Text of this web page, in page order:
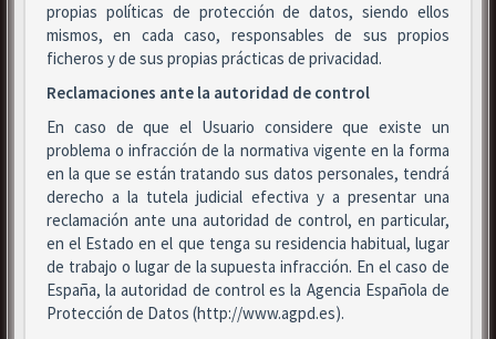
propias políticas de protección de datos, siendo ellos
mismos, en cada caso, responsables de sus propios
ficheros y de sus propias prácticas de privacidad.
Reclamaciones ante la autoridad de control
En caso de que el Usuario considere que existe un
problema o infracción de la normativa vigente en la forma
en la que se están tratando sus datos personales, tendrá
derecho a la tutela judicial efectiva y a presentar una
reclamación ante una autoridad de control, en particular,
en el Estado en el que tenga su residencia habitual, lugar
de trabajo o lugar de la supuesta infracción. En el caso de
España, la autoridad de control es la Agencia Española de
Protección de Datos (http://www.agpd.es).